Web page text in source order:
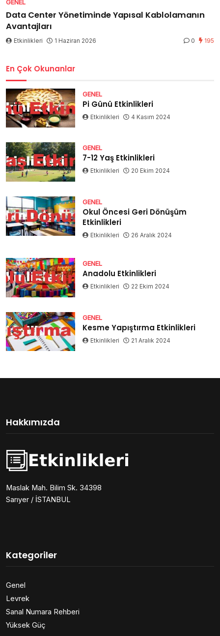
GENEL
Data Center Yönetiminde Yapısal Kablolamanın
Avantajları
Etkinlikleri 1 Haziran 2026 0 195
En Çok Okunanlar
GENEL
Pi Günü Etkinlikleri
Etkinlikleri 4 Kasım 2024
GENEL
7-12 Yaş Etkinlikleri
Etkinlikleri 20 Ekim 2024
GENEL
Okul Öncesi Geri Dönüşüm
Etkinlikleri
Etkinlikleri 26 Aralık 2024
GENEL
Anadolu Etkinlikleri
Etkinlikleri 22 Ekim 2024
GENEL
Kesme Yapıştırma Etkinlikleri
Etkinlikleri 21 Aralık 2024
Hakkımızda
Maslak Mah. Bilim Sk. 34398
Sarıyer / İSTANBUL
Kategoriler
Genel
Levrek
Sanal Numara Rehberi
Yüksek Güç